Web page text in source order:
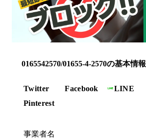
0165542570/01655-4-2570の基本情報
Twitter Facebook LINE
Pinterest
事業者名